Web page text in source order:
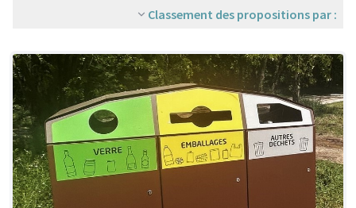
Classement des propositions par :